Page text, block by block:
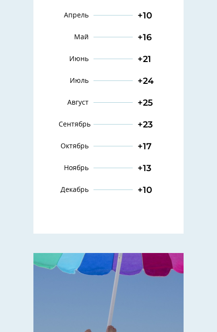
Апрель +10
Май +16
Июнь +21
Июль +24
Август +25
Сентябрь +23
Октябрь +17
Ноябрь +13
Декабрь +10